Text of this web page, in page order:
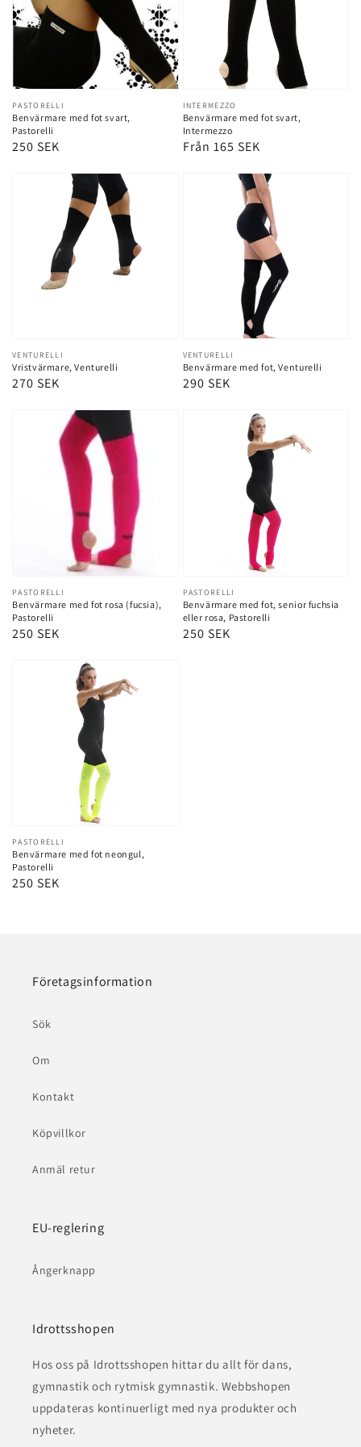
Leverantör:
PASTORELLI
Benvärmare med fot svart,
Pastorelli
Ordinarie
250 SEK
Leverantör:
INTERMEZZO
Benvärmare med fot svart,
Intermezzo
Ordinarie
Från 165 SEK
Leverantör:
VENTURELLI
Vristvärmare, Venturelli
Ordinarie
270 SEK
Leverantör:
VENTURELLI
Benvärmare med fot, Venturelli
Ordinarie
290 SEK
Leverantör:
PASTORELLI
Benvärmare med fot rosa (fucsia),
Pastorelli
Ordinarie
250 SEK
Leverantör:
PASTORELLI
Benvärmare med fot, senior fuchsia
eller rosa, Pastorelli
Ordinarie
250 SEK
Leverantör:
PASTORELLI
Benvärmare med fot neongul,
Pastorelli
Ordinarie
250 SEK
Företagsinformation
Sök
Om
Kontakt
Köpvillkor
Anmäl retur
EU-reglering
Ångerknapp
Idrottsshopen
Hos oss på Idrottsshopen hittar du allt för dans,
gymnastik och rytmisk gymnastik. Webbshopen
uppdateras kontinuerligt med nya produkter och
nyheter.